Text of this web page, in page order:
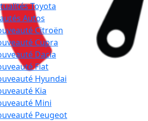
Toyota
Autos
Citroën
Cupra
Dacia
Fiat
Hyundai
Kia
Mini
Peugeot